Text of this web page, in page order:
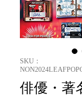
SKU：
俳優・著